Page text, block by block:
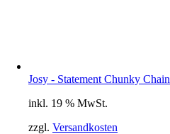
Josy - Statement Chunky Chain
inkl. 19 % MwSt.
zzgl. Versandkosten